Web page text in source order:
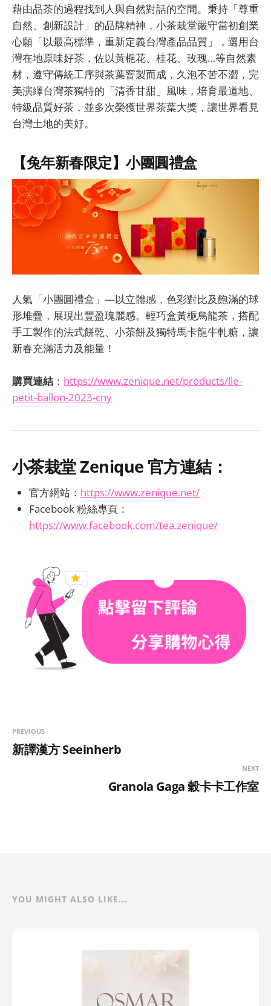
藉由品茶的過程找到人與自然對話的空間。秉持「尊重
自然、創新設計」的品牌精神，小茶栽堂嚴守當初創業
心願「以最高標準，重新定義台灣產品品質」，選用台
灣在地原味好茶，佐以黃梔花、桂花、玫瑰…等自然素
材，遵守傳統工序與茶葉窨製而成，久泡不苦不澀，完
美演繹台灣茶獨特的「清香甘甜」風味，培育最道地、
特級品質好茶，並多次榮獲世界茶葉大獎，讓世界看見
台灣土地的美好。
【兔年新春限定】小團圓禮盒
人氣「小團圓禮盒」—以立體感，色彩對比及飽滿的球
形堆疊，展現出豐盈瑰麗感。輕巧盒黃梔烏龍茶，搭配
手工製作的法式餅乾、小茶餅及獨特馬卡龍牛軋糖，讓
新春充滿活力及能量！
購買連結 ： https://www.zenique.net/products/lle-
petit-ballon-2023-cny
小茶栽堂 Zenique 官方連結：
官方網站： https://www.zenique.net/
Facebook 粉絲專頁：
https://www.facebook.com/tea.zenique/
PREVIOUS
新譯漢方 Seeinherb
NEXT
Granola Gaga 穀卡卡工作室
YOU MIGHT ALSO LIKE...